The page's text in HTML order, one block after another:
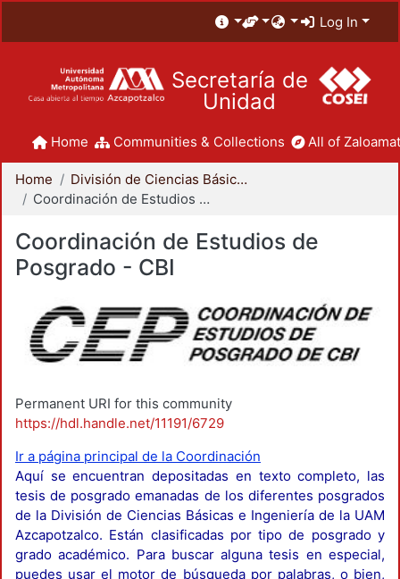
Log In
Secretaría de
Unidad
Home Communities & Collections All of
Home
División de Ciencias Básicas e Ingeniería
Coordinación de Estudios de Posgrado - CBI
Coordinación de Estudios de
Posgrado - CBI
Permanent URI for this community
https://hdl.handle.net/11191/6729
Ir a página principal de la Coordinación
Aquí se encuentran depositadas en texto completo, las
tesis de posgrado emanadas de los diferentes posgrados
de la División de Ciencias Básicas e Ingeniería de la UAM
Azcapotzalco. Están clasificadas por tipo de posgrado y
grado académico. Para buscar alguna tesis en especial,
puedes usar el motor de búsqueda por palabras, o bien,